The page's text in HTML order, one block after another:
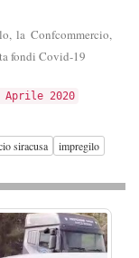
la Confcommercio,
fondi Covid-19
2020
siracusa
impregilo